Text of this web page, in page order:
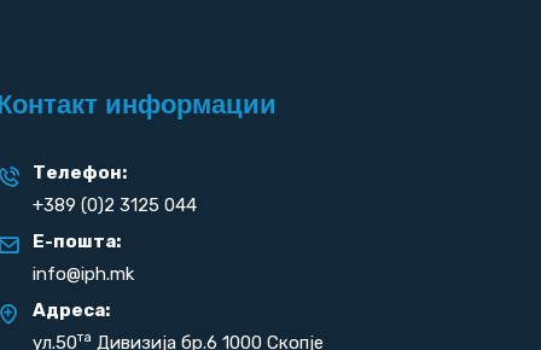
информации
Телефон:
+389 (0)2 3125 044
Е-пошта:
info@iph.mk
Адреса:
ул.50та Дивизија бр.6 1000 Скопје